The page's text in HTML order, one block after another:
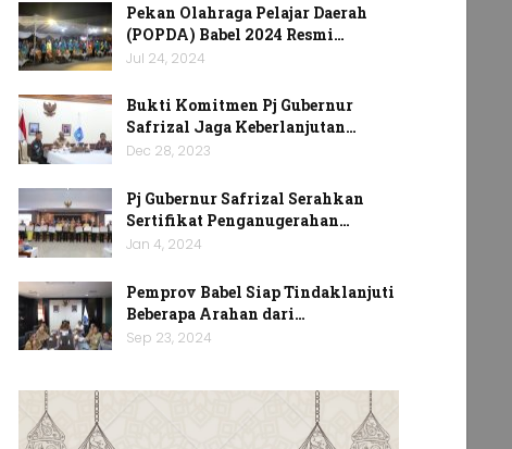
Pekan Olahraga Pelajar Daerah
(POPDA) Babel 2024 Resmi…
Jul 24, 2024
Bukti Komitmen Pj Gubernur
Safrizal Jaga Keberlanjutan…
Dec 28, 2023
Pj Gubernur Safrizal Serahkan
Sertifikat Penganugerahan…
Jan 4, 2024
Pemprov Babel Siap Tindaklanjuti
Beberapa Arahan dari…
Sep 23, 2024